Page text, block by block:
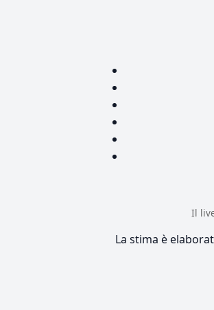
Il
La stima è